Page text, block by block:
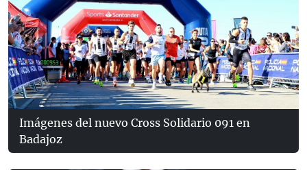
Imágenes del nuevo Cross Solidario 091 en
Badajoz